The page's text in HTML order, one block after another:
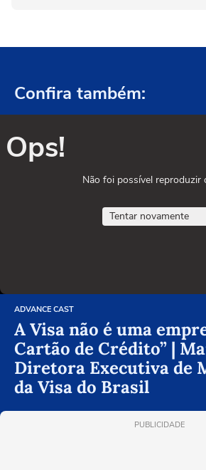
Confira também:
Ops!
Não foi possível reproduzir
Tentar novamente
ADVANCE CAST
A Visa não é uma
Cartão de Crédito” |
Diretora Executiva de
da Visa do Brasil
PUBLICIDADE